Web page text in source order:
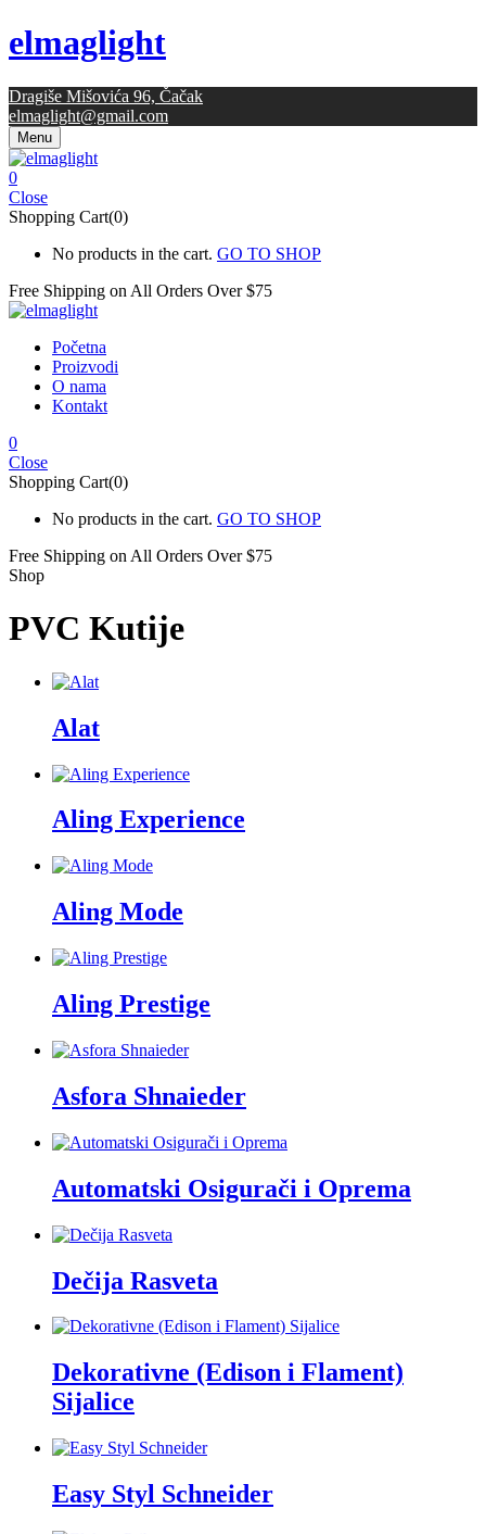
elmaglight
Dragiše Mišovića 96, Čačak
elmaglight@gmail.com
Menu
0
Close
Shopping Cart(0)
No products in the cart. GO TO SHOP
Free Shipping on All Orders Over $75
Početna
Proizvodi
O nama
Kontakt
0
Close
Shopping Cart(0)
No products in the cart. GO TO SHOP
Free Shipping on All Orders Over $75
Shop
PVC Kutije
Alat
Aling Experience
Aling Mode
Aling Prestige
Asfora Shnaieder
Automatski Osigurači i Oprema
Dečija Rasveta
Dekorativne (Edison i Flament)
Sijalice
Easy Styl Schneider